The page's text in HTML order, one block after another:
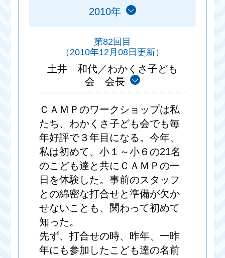
2010年
第82回目
（2010年12月08日更新）
土井 和代／わかくさ子ども
会 会長
ＣＡＭＰのワークショップは私
たち、わかくさ子ども会でも毎
年好評で３年目になる。今年、
私は初めて、小１～小６の21名
のこども達と共にＣＡＭＰの一
日を体験した。事前のスタッフ
との綿密な打合せと準備が欠か
せないことも、関わって初めて
知った。
先ず、打合せの時、昨年、一昨
年にも参加したこども達の名前